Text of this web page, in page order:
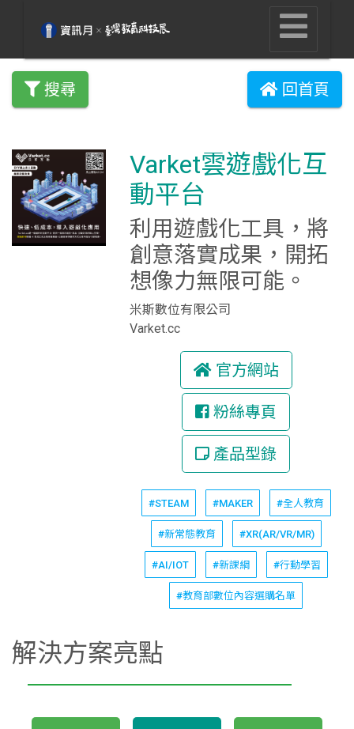
搜尋 回首頁
Varket雲遊戲化互
動平台
利用遊戲化工具，將
創意落實成果，開拓
想像力無限可能。
米斯數位有限公司
Varket.cc
官方網站
粉絲專頁
產品型錄
#STEAM #MAKER #全人教育
#新常態教育 #XR(AR/VR/MR)
#AI/IOT #新課綱 #行動學習
#教育部數位內容選購名單
解決方案亮點